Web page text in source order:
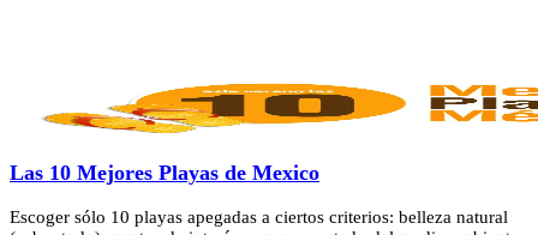
Las 10 Mejores Playas de Mexico
Escoger sólo 10 playas apegadas a ciertos criterios: belleza natural